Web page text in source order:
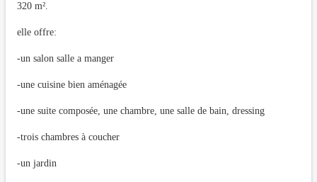
320 m².
elle offre:
-un salon salle a manger
-une cuisine bien aménagée
-une suite composée, une chambre, une salle de bain, dressing
-trois chambres à coucher
-un jardin